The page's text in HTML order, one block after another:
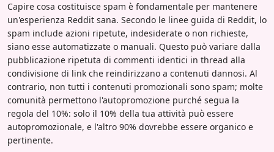
Capire cosa costituisce spam è fondamentale per mantenere
un'esperienza Reddit sana. Secondo le linee guida di Reddit, lo
spam include azioni ripetute, indesiderate o non richieste,
siano esse automatizzate o manuali. Questo può variare dalla
pubblicazione ripetuta di commenti identici in thread alla
condivisione di link che reindirizzano a contenuti dannosi. Al
contrario, non tutti i contenuti promozionali sono spam; molte
comunità permettono l'autopromozione purché segua la
regola del 10%: solo il 10% della tua attività può essere
autopromozionale, e l'altro 90% dovrebbe essere organico e
pertinente.